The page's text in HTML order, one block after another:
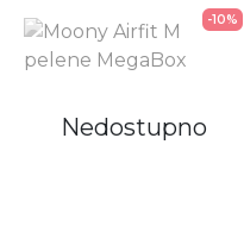
-10%
Nedostupno